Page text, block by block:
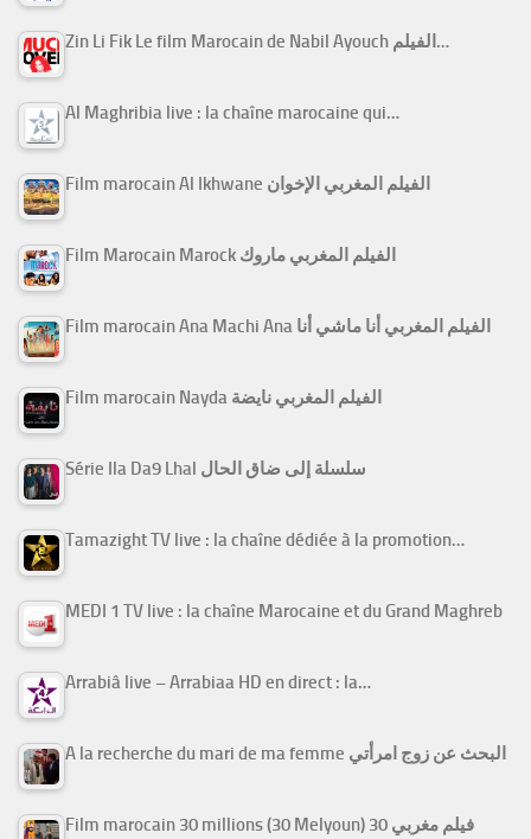
Zin Li Fik Le film Marocain de Nabil Ayouch الفيلم…
Al Maghribia live : la chaîne marocaine qui…
Film marocain Al Ikhwane الفيلم المغربي الإخوان
Film Marocain Marock الفيلم المغربي ماروك
Film marocain Ana Machi Ana الفيلم المغربي أنا ماشي أنا
Film marocain Nayda الفيلم المغربي نايضة
Série Ila Da9 Lhal سلسلة إلى ضاق الحال
Tamazight TV live : la chaîne dédiée à la promotion…
MEDI 1 TV live : la chaîne Marocaine et du Grand Maghreb
Arrabiâ live – Arrabiaa HD en direct : la…
A la recherche du mari de ma femme البحث عن زوج امرأتي
Film marocain 30 millions (30 Melyoun) فيلم مغربي 30